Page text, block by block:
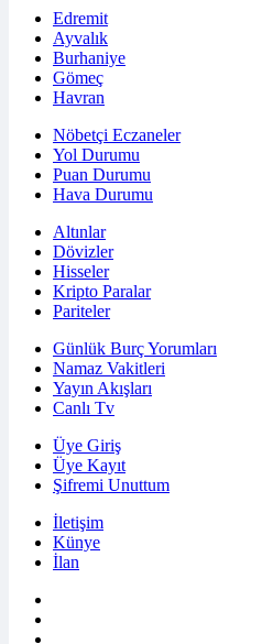
Edremit
Ayvalık
Burhaniye
Gömeç
Havran
Nöbetçi Eczaneler
Yol Durumu
Puan Durumu
Hava Durumu
Altınlar
Dövizler
Hisseler
Kripto Paralar
Pariteler
Günlük Burç Yorumları
Namaz Vakitleri
Yayın Akışları
Canlı Tv
Üye Giriş
Üye Kayıt
Şifremi Unuttum
İletişim
Künye
İlan